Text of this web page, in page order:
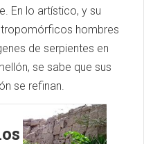
En lo artístico, y su
hombres
de serpientes en
se sabe que sus
se refinan.